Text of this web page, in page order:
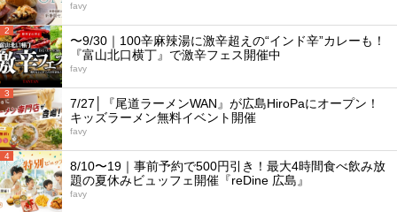
favy
2
〜9/30｜100辛麻辣湯に激辛超えの“インド辛”カレーも！
『富山北口横丁』で激辛フェス開催中
favy
3
7/27│『尾道ラーメンWAN』が広島HiroPaにオープン！
キッズラーメン無料イベント開催
favy
4
8/10〜19｜事前予約で500円引き！最大4時間食べ飲み放
題の夏休みビュッフェ開催『reDine 広島』
favy